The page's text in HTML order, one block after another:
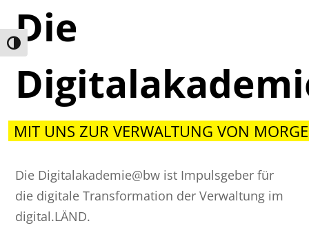
Umschalten auf hohe Kontraste
Die
MIT UNS ZUR VERWALTUNG VON
Die Digitalakademie@bw ist Impulsgeber für
die digitale Transformation der Verwaltung im
digital.LÄND.